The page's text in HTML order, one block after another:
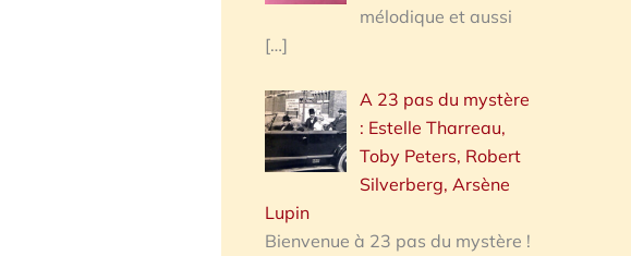
mélodique et aussi
[…]
A 23 pas du mystère
: Estelle Tharreau,
Toby Peters, Robert
Silverberg, Arsène
Lupin
Bienvenue à 23 pas du mystère !